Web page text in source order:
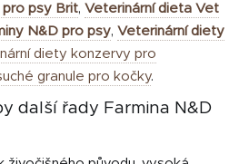
pro psy Brit, Veterinární dieta Vet
N&D pro psy, Veterinární diety
diety konzervy pro
granule pro kočky.
další řady Farmina N&D